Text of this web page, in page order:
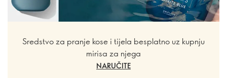
Sredstvo za pranje kose i tijela besplatno uz kupnju
mirisa za njega
NARUČITE